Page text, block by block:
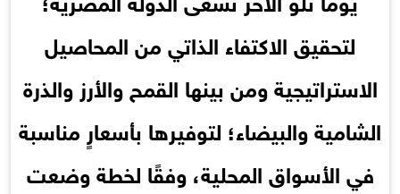
لتحقيق الاكتفاء الذاتي من المحاصيل
الاستراتيجية ومن بينها القمح والأرز والذرة
الشامية والبيضاء؛ لتوفيرها بأسعارٍ مناسبة
في الأسواق المحلية، وفقًا لخطة وضعت